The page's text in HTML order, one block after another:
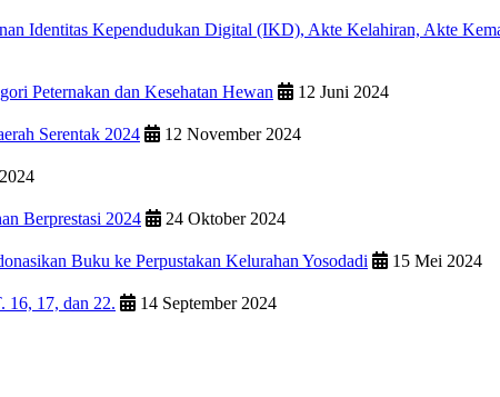
Identitas Kependudukan Digital (IKD), Akte Kelahiran, Akte
Peternakan dan Kesehatan Hewan 12 Juni 2024
Serentak 2024 12 November 2024
Berprestasi 2024 24 Oktober 2024
Buku ke Perpustakan Kelurahan Yosodadi 15 Mei 2024
16, 17, dan 22. 14 September 2024